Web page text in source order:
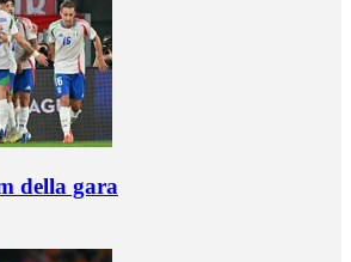
della gara